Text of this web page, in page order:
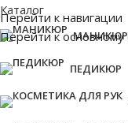
Перейти к навигации
Перейти к
Каталог
МАНИКЮР
ПЕДИКЮР